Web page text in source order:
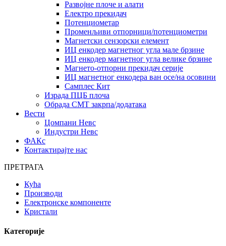
Развојне плоче и алати
Електро прекидач
Потенциометар
Променљиви отпорници/потенциометри
Магнетски сензорски елемент
ИЦ енкодер магнетног угла мале брзине
ИЦ енкодер магнетног угла велике брзине
Магнето-отпорни прекидач серије
ИЦ магнетног енкодера ван осе/на осовини
Самплес Кит
Израда ПЦБ плоча
Обрада СМТ закрпа/додатака
Вести
Цомпани Невс
Индустри Невс
ФАКс
Контактирајте нас
ПРЕТРАГА
Кућа
Производи
Електронске компоненте
Кристали
Категорије